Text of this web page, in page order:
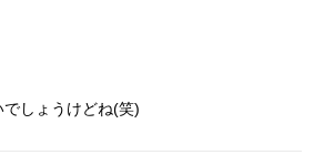
しょうけどね(笑)